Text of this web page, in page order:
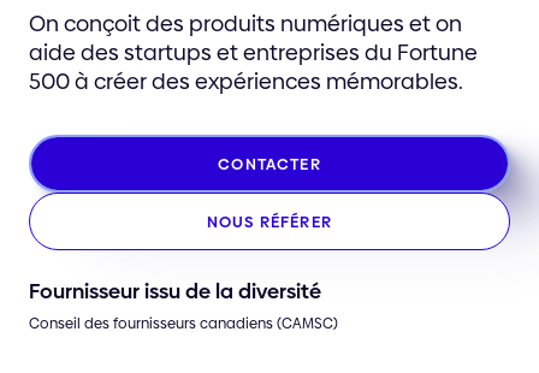
On conçoit des produits numériques et on
aide des startups et entreprises du Fortune
500 à créer des expériences mémorables.
CONTACTER
NOUS RÉFÉRER
Fournisseur issu de la diversité
Conseil des fournisseurs canadiens (CAMSC)